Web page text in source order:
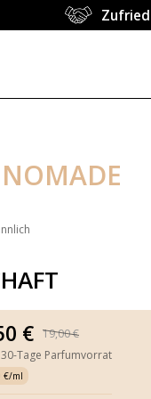
€
19,00 €
30-Tage Parfumvorrat
€/ml